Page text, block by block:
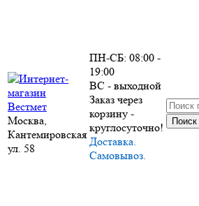
Москва,
Кантемировская
ул. 58
ПН-СБ: 08:00 -
19:00
ВС - выходной
Заказ через
корзину -
круглосуточно!
Доставка.
Самовывоз.